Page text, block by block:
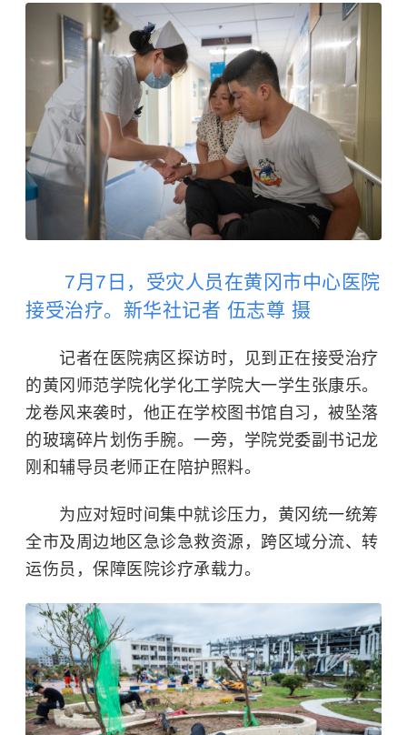
7月7日，受灾人员在黄冈市中心医院
接受治疗。新华社记者 伍志尊 摄
记者在医院病区探访时，见到正在接受治疗
的黄冈师范学院化学化工学院大一学生张康乐。
龙卷风来袭时，他正在学校图书馆自习，被坠落
的玻璃碎片划伤手腕。一旁，学院党委副书记龙
刚和辅导员老师正在陪护照料。
为应对短时间集中就诊压力，黄冈统一统筹
全市及周边地区急诊急救资源，跨区域分流、转
运伤员，保障医院诊疗承载力。